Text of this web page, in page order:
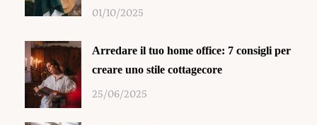
01/10/2025
Arredare il tuo home office: 7 consigli per
creare uno stile cottagecore
25/06/2025